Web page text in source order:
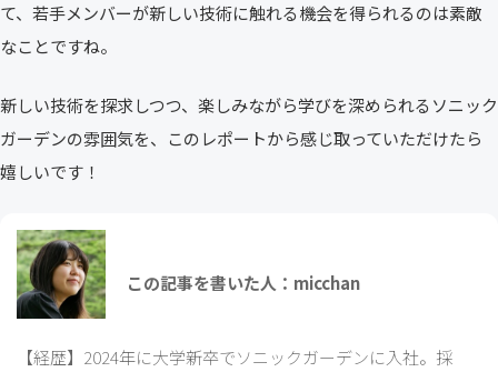
て、若手メンバーが新しい技術に触れる機会を得られるのは素敵
なことですね。
新しい技術を探求しつつ、楽しみながら学びを深められるソニック
ガーデンの雰囲気を、このレポートから感じ取っていただけたら
嬉しいです！
この記事を書いた人：micchan
【経歴】2024年に大学新卒でソニックガーデンに入社。採